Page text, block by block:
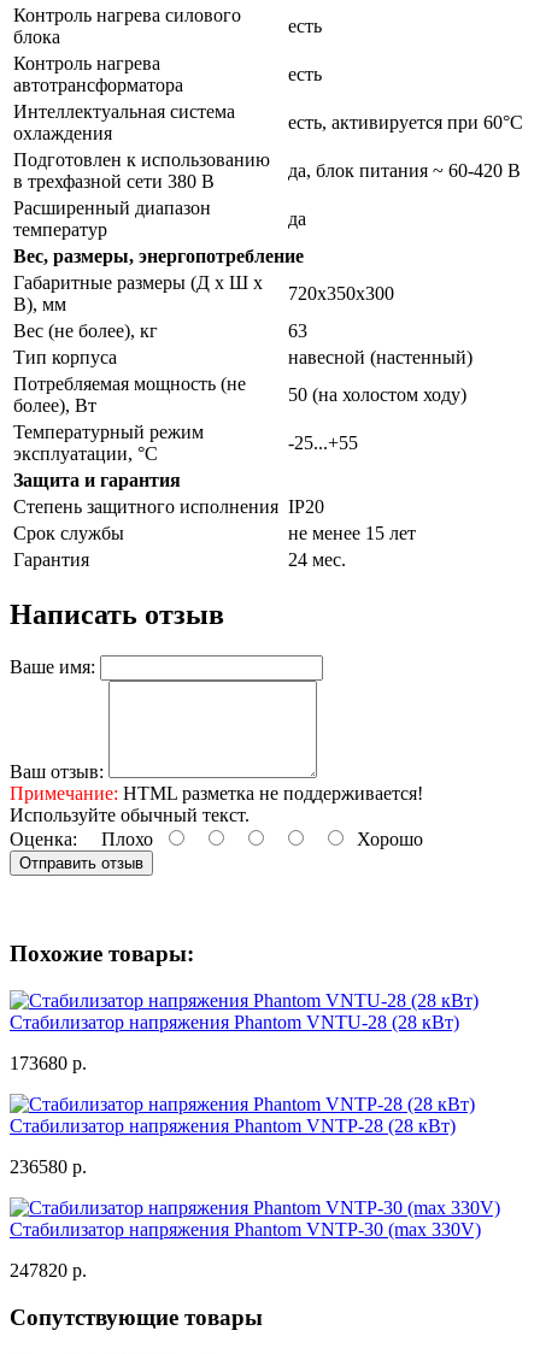
Контроль нагрева силового
блока
есть
Контроль нагрева
автотрансформатора
есть
Интеллектуальная система
охлаждения
есть, активируется при 60°С
Подготовлен к использованию
в трехфазной сети 380 В
да, блок питания ~ 60-420 В
Расширенный диапазон
температур
да
Вес, размеры, энергопотребление
Габаритные размеры (Д х Ш х
В), мм
720х350х300
Вес (не более), кг
63
Тип корпуса
навесной (настенный)
Потребляемая мощность (не
более), Вт
50 (на холостом ходу)
Температурный режим
эксплуатации, °С
-25...+55
Защита и гарантия
Степень защитного исполнения IP20
Срок службы
не менее 15 лет
Гарантия
24 мес.
Написать отзыв
Ваше имя:
Ваш отзыв:
Примечание: HTML разметка не поддерживается!
Используйте обычный текст.
Оценка: Плохо Хорошо
Отправить отзыв
Похожие товары:
Стабилизатор напряжения Phantom VNTU-28 (28 кВт)
173680 р.
Стабилизатор напряжения Phantom VNTP-28 (28 кВт)
236580 р.
Стабилизатор напряжения Phantom VNTP-30 (max 330V)
247820 р.
Сопутствующие товары